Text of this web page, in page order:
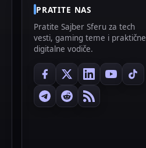
PRATITE NAS
Pratite Sajber Sferu za tech
vesti, gaming teme i praktične
digitalne vodiče.